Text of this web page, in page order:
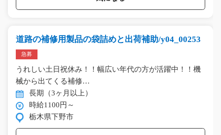
道路の補修用製品の袋詰めと出荷補助/y04_00253
急募
うれしい土日祝休み！！幅広い年代の方が活躍中！！機
械から出てくる補修…
長期（3ヶ月以上）
時給1100円～
栃木県下野市